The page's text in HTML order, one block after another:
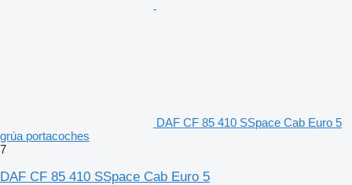
DAF CF 85 410 SSpace Cab Euro 5
grúa portacoches
7
DAF CF 85 410 SSpace Cab Euro 5